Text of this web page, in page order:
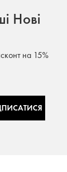
Нові
на 15%